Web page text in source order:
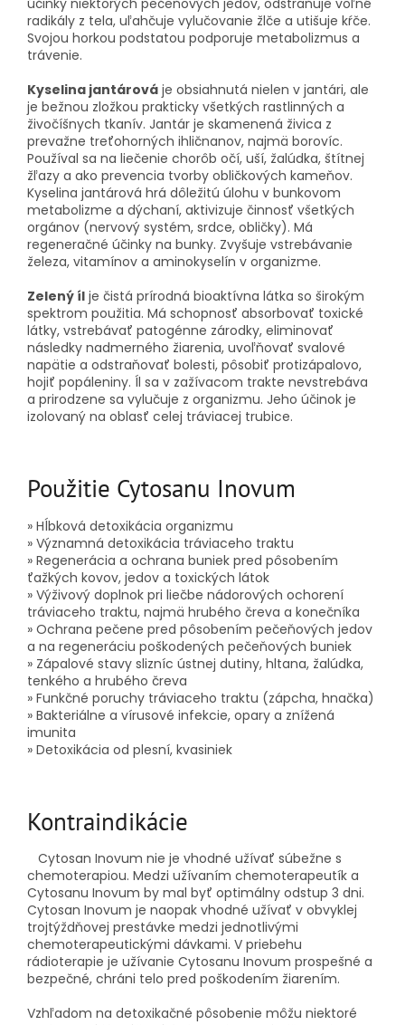
radikály z tela, uľahčuje vylučovanie žlče a utišuje kŕče.
Svojou horkou podstatou podporuje metabolizmus a
trávenie.
Kyselina jantárová je obsiahnutá nielen v jantári, ale
je bežnou zložkou prakticky všetkých rastlinných a
živočíšnych tkanív. Jantár je skamenená živica z
prevažne treťohorných ihličnanov, najmä borovíc.
Používal sa na liečenie chorôb očí, uší, žalúdka, štítnej
žľazy a ako prevencia tvorby obličkových kameňov.
Kyselina jantárová hrá dôležitú úlohu v bunkovom
metabolizme a dýchaní, aktivizuje činnosť všetkých
orgánov (nervový systém, srdce, obličky). Má
regeneračné účinky na bunky. Zvyšuje vstrebávanie
železa, vitamínov a aminokyselín v organizme.
Zelený íl je čistá prírodná bioaktívna látka so širokým
spektrom použitia. Má schopnosť absorbovať toxické
látky, vstrebávať patogénne zárodky, eliminovať
následky nadmerného žiarenia, uvoľňovať svalové
napätie a odstraňovať bolesti, pôsobiť protizápalovo,
hojiť popáleniny. Íl sa v zažívacom trakte nevstrebáva
a prirodzene sa vylučuje z organizmu. Jeho účinok je
izolovaný na oblasť celej tráviacej trubice.
Použitie Cytosanu Inovum
» Hĺbková detoxikácia organizmu
» Významná detoxikácia tráviaceho traktu
» Regenerácia a ochrana buniek pred pôsobením
ťažkých kovov, jedov a toxických látok
» Výživový doplnok pri liečbe nádorových ochorení
tráviaceho traktu, najmä hrubého čreva a konečníka
» Ochrana pečene pred pôsobením pečeňových jedov
a na regeneráciu poškodených pečeňových buniek
» Zápalové stavy slizníc ústnej dutiny, hltana, žalúdka,
tenkého a hrubého čreva
» Funkčné poruchy tráviaceho traktu (zápcha, hnačka)
» Bakteriálne a vírusové infekcie, opary a znížená
imunita
» Detoxikácia od plesní, kvasiniek
Kontraindikácie
Cytosan Inovum nie je vhodné užívať súbežne s
chemoterapiou. Medzi užívaním chemoterapeutík a
Cytosanu Inovum by mal byť optimálny odstup 3 dni.
Cytosan Inovum je naopak vhodné užívať v obvyklej
trojtýždňovej prestávke medzi jednotlivými
chemoterapeutickými dávkami. V priebehu
rádioterapie je užívanie Cytosanu Inovum prospešné a
bezpečné, chráni telo pred poškodením žiarením.
Vzhľadom na detoxikačné pôsobenie môžu niektoré